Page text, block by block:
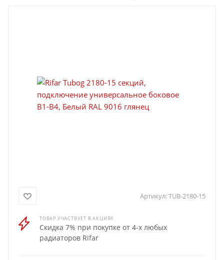
Артикул:TUB-2180-15
ТОВАР УЧАСТВУЕТ В АКЦИЯХ
Скидка 7% при покупке от 4-х любых
радиаторов Rifar